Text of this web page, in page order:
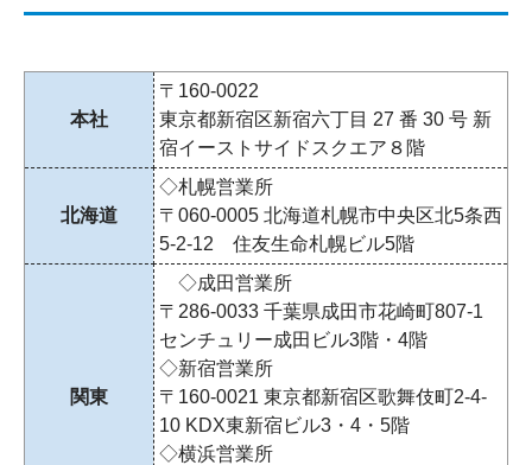
本社
〒160-0022
東京都新宿区新宿六丁目 27 番 30 号 新
宿イーストサイドスクエア８階
北海道
◇札幌営業所
〒060-0005 北海道札幌市中央区北5条西
5-2-12 住友生命札幌ビル5階
関東
◇成田営業所
〒286-0033 千葉県成田市花崎町807-1
センチュリー成田ビル3階・4階
◇新宿営業所
〒160-0021 東京都新宿区歌舞伎町2-4-
10 KDX東新宿ビル3・4・5階
◇横浜営業所